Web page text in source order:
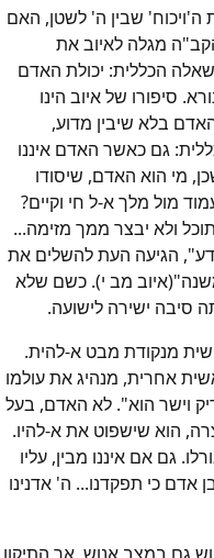
ה'ויכוח' שבין ה' לשטן, האם
הקב"ה מגלה לאיוב את
הכללית: יכולת האדם
סיפורו של איוב הינו
בלא שיבין מדוע,
גם כאשר האדם איננו
מי הוא האדם, שיסודו
מול מלך א-ל חי וקיים?
ולא יבצר ממך מזימה...
הגיעה העת להשלים את
מב י). כשם שלא
סיבה ישירה לישועה.
מנקודת מבט א-להית.
אחרית, מנהיג את עולמו
וישר הוא". לא האדם, בעל
הוא שישפוט את א-להיו.
גם אם איננו מבין, עליו
אדם כי תפקדנו... ה' אדנינו
גם במצב אנוש, אך התיקון